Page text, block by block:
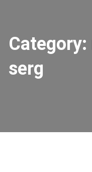
Category:
serg